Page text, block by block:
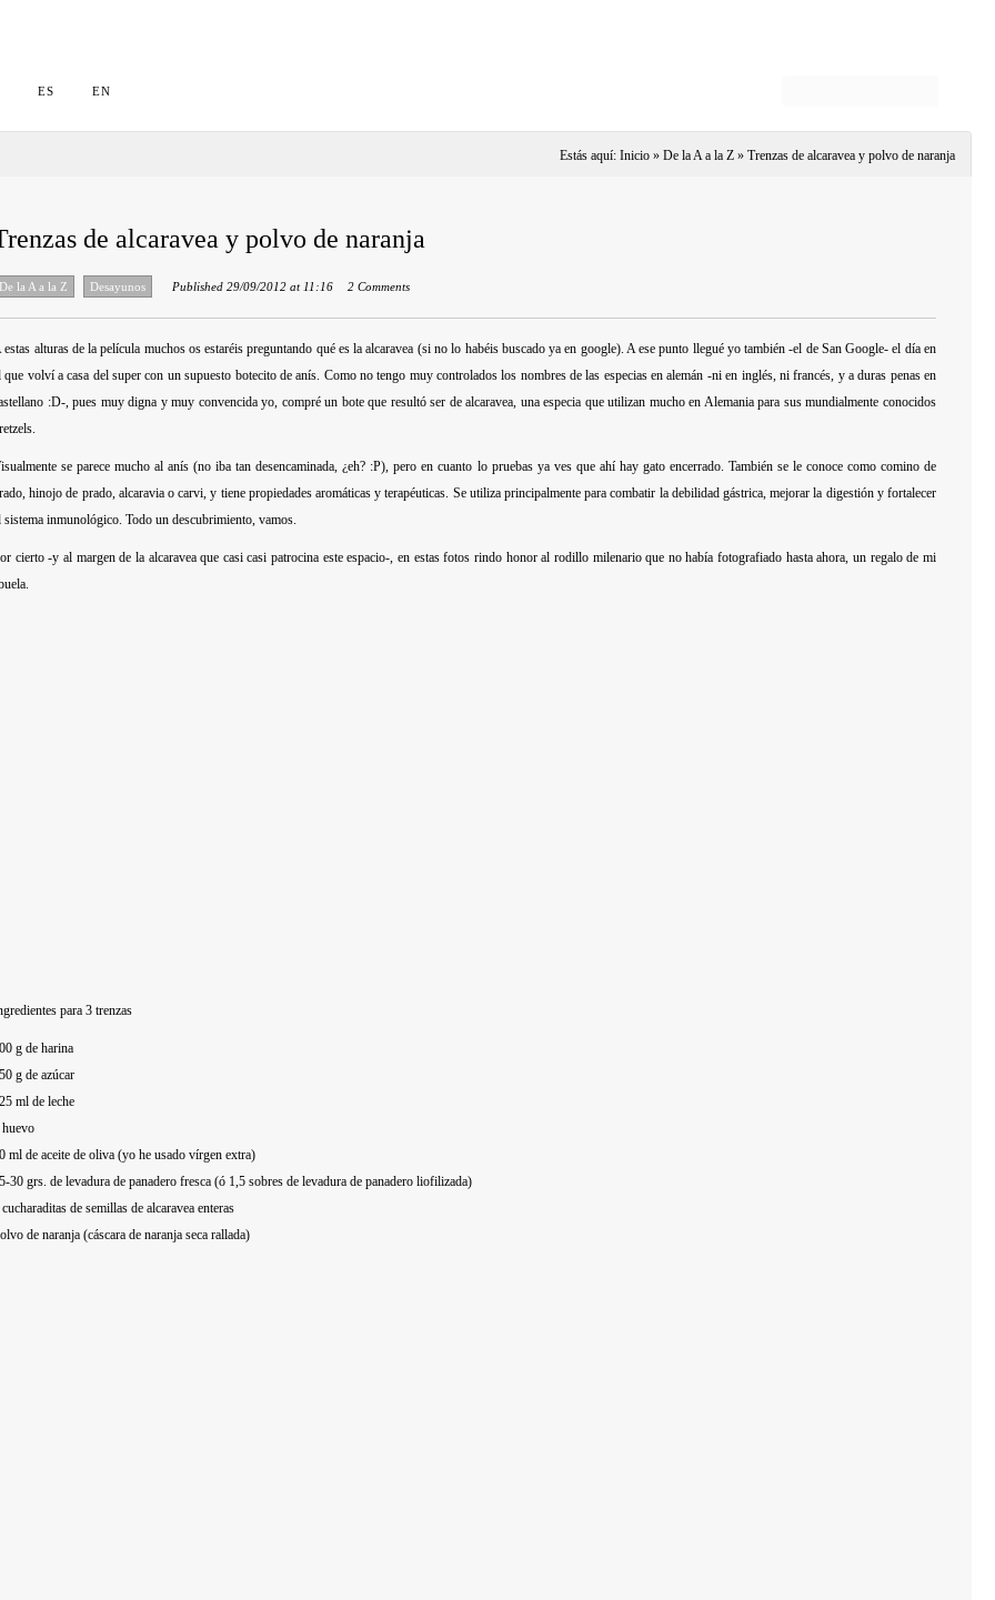
ES EN
Estás aquí: Inicio » De la A a la Z » Trenzas de alcaravea y polvo de naranja
de alcaravea y polvo de naranja
De la A a la Z Desayunos Published 29/09/2012 at 11:16 2 Comments
estas alturas de la película muchos os estaréis preguntando qué es laalcaravea (si no lo habéis buscado ya en google). A ese punto llegué yo también -el de San Google- el día en
que volví a casa del super con un supuesto botecito de anís. Como no tengo muy controlados los nombres de las especiasen alemán -ni en inglés, ni francés, y a duras penas en
:D-, pues muy digna y muy convencida yo, compré un bote que resultó ser de alcaravea, una especia que utilizan mucho en Alemania para sus mundialmente conocidos
se parece mucho al anís (no iba tan desencaminada, ¿eh? :P), pero en cuanto lo pruebas ya ves que ahí hay gato encerrado. También se le conoce como comino de
hinojo de prado, alcaravia o carvi, y tiene propiedades aromáticas y terapéuticas. Se utiliza principalmente para combatir la debilidad gástrica, mejorar la digestión y fortalecer
sistema inmunológico. Todo un descubrimiento, vamos.
cierto -y al margen de la alcaravea que casi casi patrocina este espacio-, en estas fotos rindo honor al rodillo milenario que no había fotografiado hasta ahora, un regalo de mi
para 3 trenzas
g de harina
g de azúcar
ml de leche
huevo
ml de aceite de oliva (yo he usado vírgen extra)
30 grs. de levadura de panadero fresca (ó 1,5 sobres de levadura de panadero liofilizada)
de semillas de alcaravea enteras
de naranja (cáscara de naranja seca rallada)